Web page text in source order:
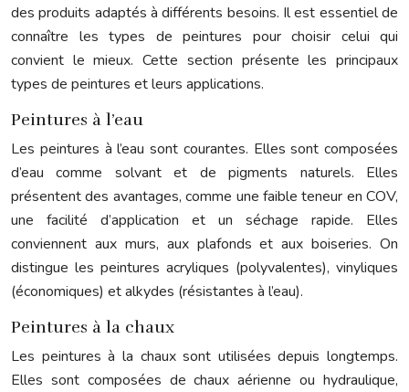
des produits adaptés à différents besoins. Il est essentiel de
connaître les types de peintures pour choisir celui qui
convient le mieux. Cette section présente les principaux
types de peintures et leurs applications.
Peintures à l’eau
Les peintures à l’eau sont courantes. Elles sont composées
d’eau comme solvant et de pigments naturels. Elles
présentent des avantages, comme une faible teneur en COV,
une facilité d’application et un séchage rapide. Elles
conviennent aux murs, aux plafonds et aux boiseries. On
distingue les peintures acryliques (polyvalentes), vinyliques
(économiques) et alkydes (résistantes à l’eau).
Peintures à la chaux
Les peintures à la chaux sont utilisées depuis longtemps.
Elles sont composées de chaux aérienne ou hydraulique,